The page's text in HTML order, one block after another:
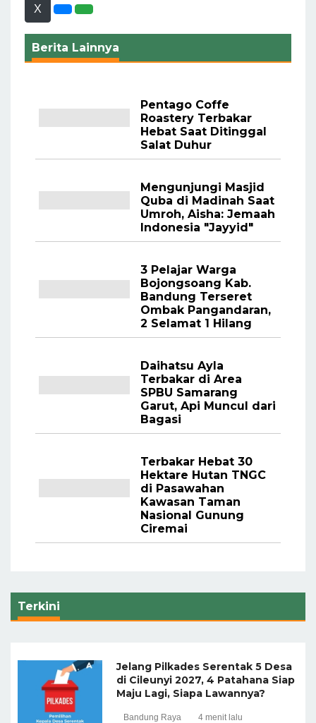
X
Berita Lainnya
Pentago Coffe
Roastery Terbakar
Hebat Saat Ditinggal
Salat Duhur
Mengunjungi Masjid
Quba di Madinah Saat
Umroh, Aisha: Jemaah
Indonesia "Jayyid"
3 Pelajar Warga
Bojongsoang Kab.
Bandung Terseret
Ombak Pangandaran,
2 Selamat 1 Hilang
Daihatsu Ayla
Terbakar di Area
SPBU Samarang
Garut, Api Muncul dari
Bagasi
Terbakar Hebat 30
Hektare Hutan TNGC
di Pasawahan
Kawasan Taman
Nasional Gunung
Ciremai
Terkini
Jelang Pilkades Serentak 5 Desa
di Cileunyi 2027, 4 Patahana Siap
Maju Lagi, Siapa Lawannya?
Bandung Raya 4 menit lalu